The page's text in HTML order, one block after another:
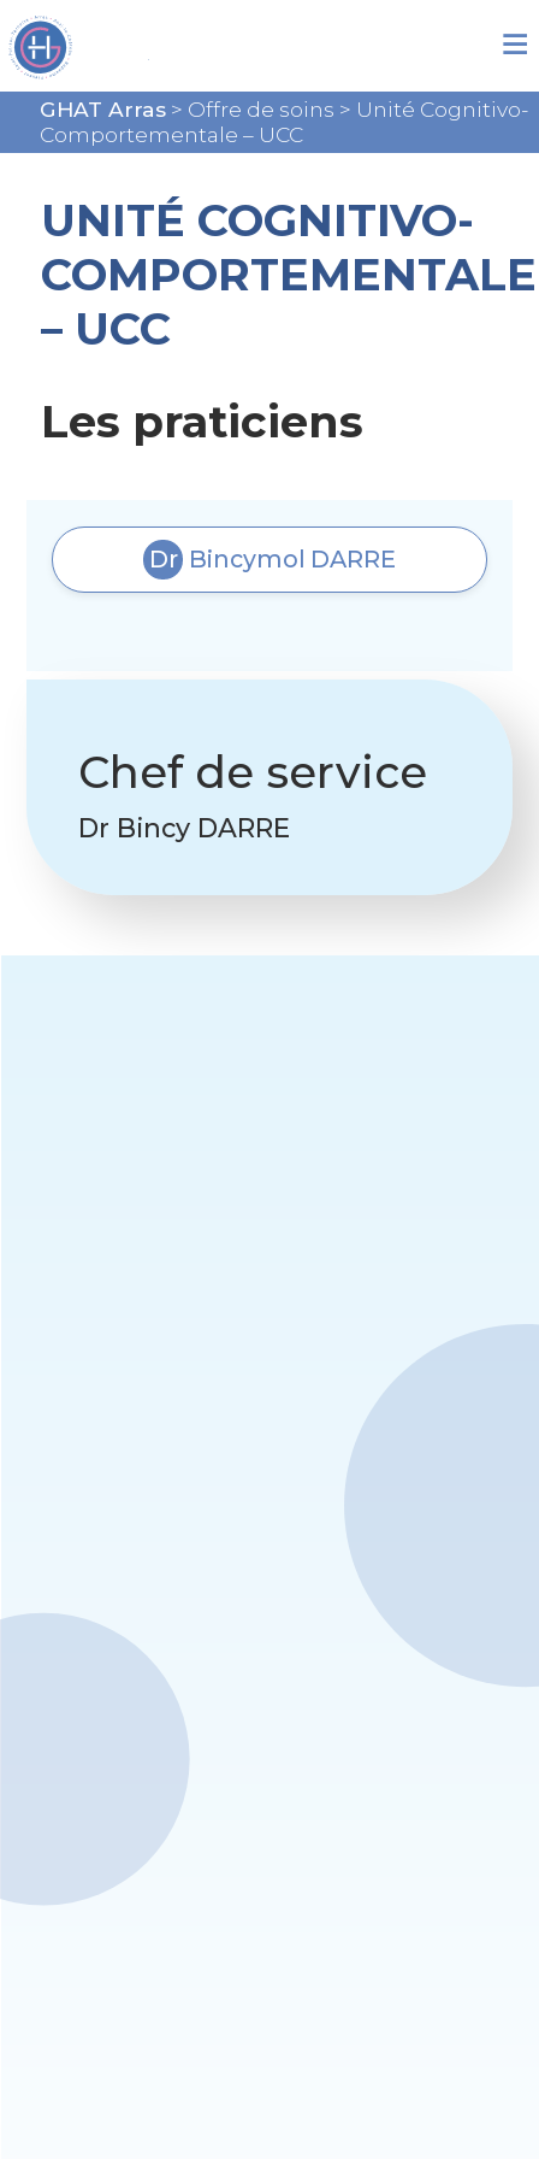
GHAT Arras> Offre de soins > Unité Cognitivo-
Comportementale – UCC
Chef de service
Dr Bincy DARRE
UNITÉ COGNITIVO-
COMPORTEMENTALE
– UCC
Les praticiens
Dr Bincymol DARRE